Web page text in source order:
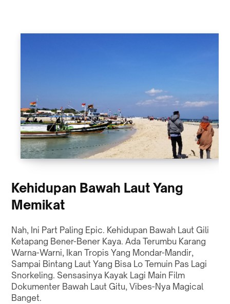
Kehidupan Bawah Laut Yang
Memikat
Nah, Ini Part Paling Epic. Kehidupan Bawah Laut Gili
Ketapang Bener-Bener Kaya. Ada Terumbu Karang
Warna-Warni, Ikan Tropis Yang Mondar-Mandir,
Sampai Bintang Laut Yang Bisa Lo Temuin Pas Lagi
Snorkeling. Sensasinya Kayak Lagi Main Film
Dokumenter Bawah Laut Gitu, Vibes-Nya Magical
Banget.